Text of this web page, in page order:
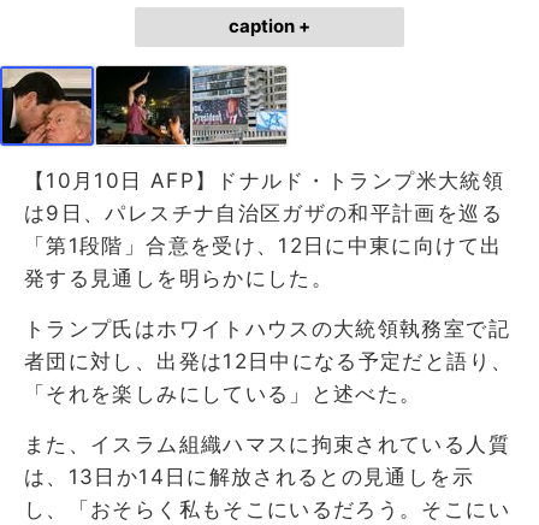
caption +
【10月10日 AFP】ドナルド・トランプ米大統領
は9日、パレスチナ自治区ガザの和平計画を巡る
「第1段階」合意を受け、12日に中東に向けて出
発する見通しを明らかにした。
トランプ氏はホワイトハウスの大統領執務室で記
者団に対し、出発は12日中になる予定だと語り、
「それを楽しみにしている」と述べた。
また、イスラム組織ハマスに拘束されている人質
は、13日か14日に解放されるとの見通しを示
し、「おそらく私もそこにいるだろう。そこにい